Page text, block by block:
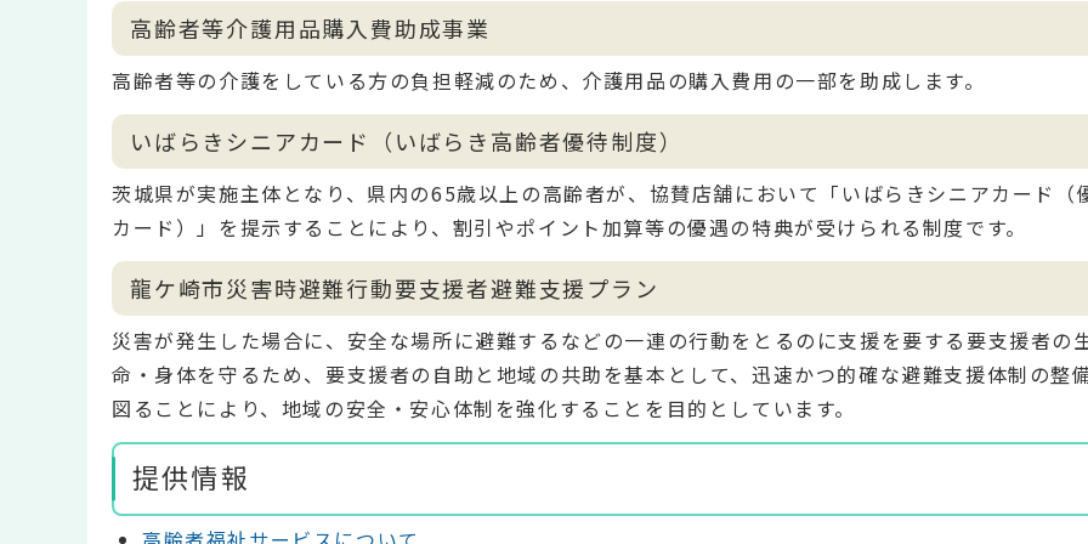
高齢者等介護用品購入費助成事業
高齢者等の介護をしている方の負担軽減のため、介護用品の購入費用の一部を助成します。
いばらきシニアカード（いばらき高齢者優待制度）
茨城県が実施主体となり、県内の65歳以上の高齢者が、協賛店舗において「いばらきシニアカード（
カード）」を提示することにより、割引やポイント加算等の優遇の特典が受けられる制度です。
龍ケ崎市災害時避難行動要支援者避難支援プラン
災害が発生した場合に、安全な場所に避難するなどの一連の行動をとるのに支援を要する要支援者の
命・身体を守るため、要支援者の自助と地域の共助を基本として、迅速かつ的確な避難支援体制の整
図ることにより、地域の安全・安心体制を強化することを目的としています。
提供情報